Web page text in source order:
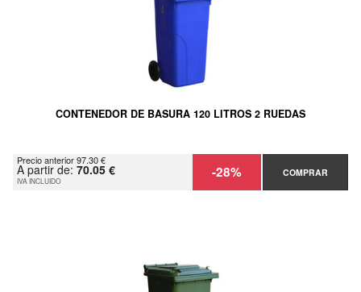
CONTENEDOR DE BASURA 120 LITROS 2 RUEDAS
Precio anterior 97.30 €
A partir de: 70.05 €
IVA INCLUIDO -28% COMPRAR